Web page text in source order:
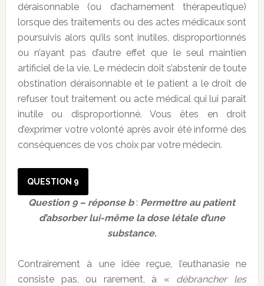
déraisonnable (ou d’acharnement thérapeutique)
lorsque des traitements ou des actes médicaux sont
poursuivis alors qu’ils sont inutiles, disproportionnés
ou n’ayant pas d’autre effet que le seul maintien
artificiel de la vie. Le médecin doit s’abstenir de toute
obstination déraisonnable et le patient a le droit de
refuser tout traitement ou acte médical qui lui paraît
inutile ou disproportionné. Vous êtes en droit
d’exprimer votre volonté après avoir été informé des
conséquences de vos choix par votre médecin.
QUESTION 9
Question 9 – réponse b : Permettre au patient
d’absorber lui-même la dose létale d’une
substance.
Contrairement à une idée reçue, l’euthanasie ne
consiste pas, ou rarement, à « débrancher les